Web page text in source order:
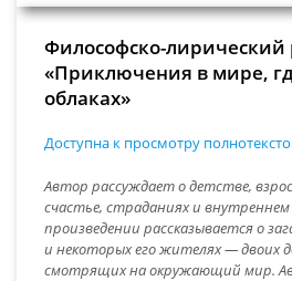
Философско-лирический
«Приключения в мире,
облаках»
Доступна к просмотру
Автор рассуждает о детстве,
счастье, страданиях и внутреннем
произведении рассказывается о
и некоторых его жителях — двоих
смотрящих на окружающий мир.